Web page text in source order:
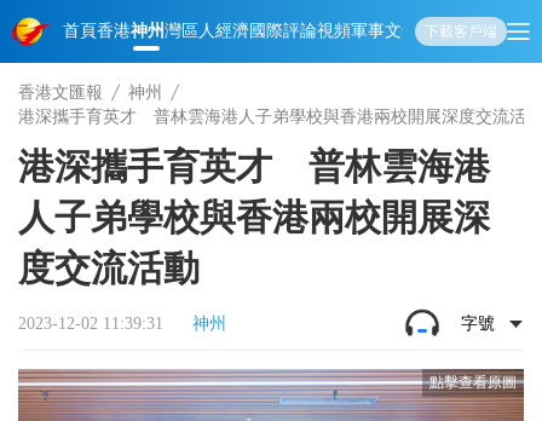
首頁香港神州灣區人經濟國際評論視頻軍事文化 娛樂生活教育體
下載客戶端
香港文匯報
神州
港深攜手育英才 普林雲海港人子弟學校與香港兩校開展深度交流活動
港深攜手育英才 普林雲海港
人子弟學校與香港兩校開展深
度交流活動
2023-12-02 11:39:31 神州 字號